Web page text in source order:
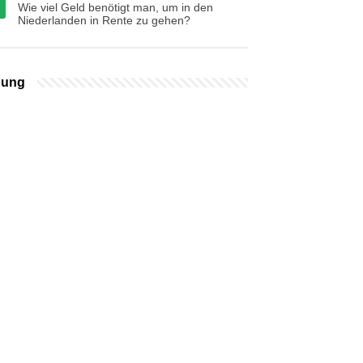
Wie viel Geld benötigt man, um in den
Niederlanden in Rente zu gehen?